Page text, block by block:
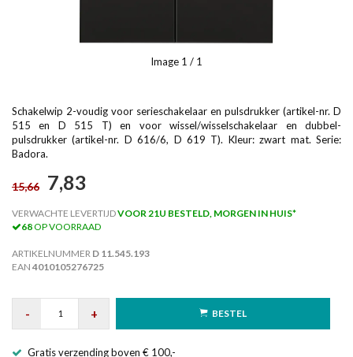
Image 1 / 1
Schakelwip 2-voudig voor serieschakelaar en pulsdrukker (artikel-nr. D
515 en D 515 T) en voor wissel/wisselschakelaar en dubbel-
pulsdrukker (artikel-nr. D 616/6, D 619 T). Kleur: zwart mat. Serie:
Badora.
15,66 7,83
VERWACHTE LEVERTIJDVOOR 21U BESTELD, MORGEN IN HUIS*
68OP VOORRAAD
ARTIKELNUMMER D 11.545.193
EAN 4010105276725
- + BESTEL
Gratis verzending boven € 100,-